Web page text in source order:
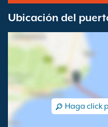
Ubicación del
Haga click